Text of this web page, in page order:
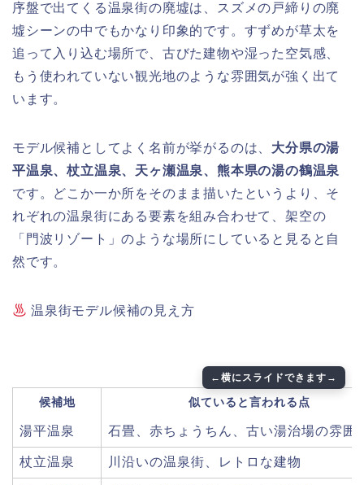
序盤で出てくる温泉街の廃墟は、スズメの戸締りの廃
墟シーンの中でもかなり印象的です。すずめが草太を
追って入り込む場所で、古びた建物や湿った空気感、
もう使われていない観光地のような雰囲気が強く出て
います。
モデル候補としてよく名前が挙がるのは、 大分県の湯
平温泉、杖立温泉、天ヶ瀬温泉、熊本県の湯の鶴温泉
です。どこか一か所をそのまま描いたというより、そ
れぞれの温泉街にある要素を組み合わせて、架空の
「門波リゾート」のような場所にしていると見ると自
然です。
温泉街モデル候補の見え方
候補地 似ていると言われる点
湯平温泉 石畳、赤ちょうちん、古い湯治場の雰囲
杖立温泉 川沿いの温泉街、レトロな建物